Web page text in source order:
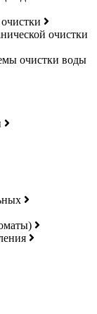
очистки
очистки воды